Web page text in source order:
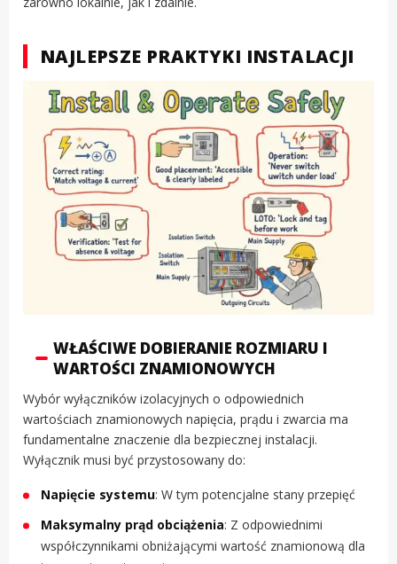
NAJLEPSZE PRAKTYKI INSTALACJI
WŁAŚCIWE DOBIERANIE ROZMIARU I
WARTOŚCI ZNAMIONOWYCH
Wybór wyłączników izolacyjnych o odpowiednich
wartościach znamionowych napięcia, prądu i zwarcia ma
fundamentalne znaczenie dla bezpiecznej instalacji.
Wyłącznik musi być przystosowany do:
Napięcie systemu: W tym potencjalne stany przepięć
Maksymalny prąd obciążenia: Z odpowiednimi
współczynnikami obniżającymi wartość znamionową dla